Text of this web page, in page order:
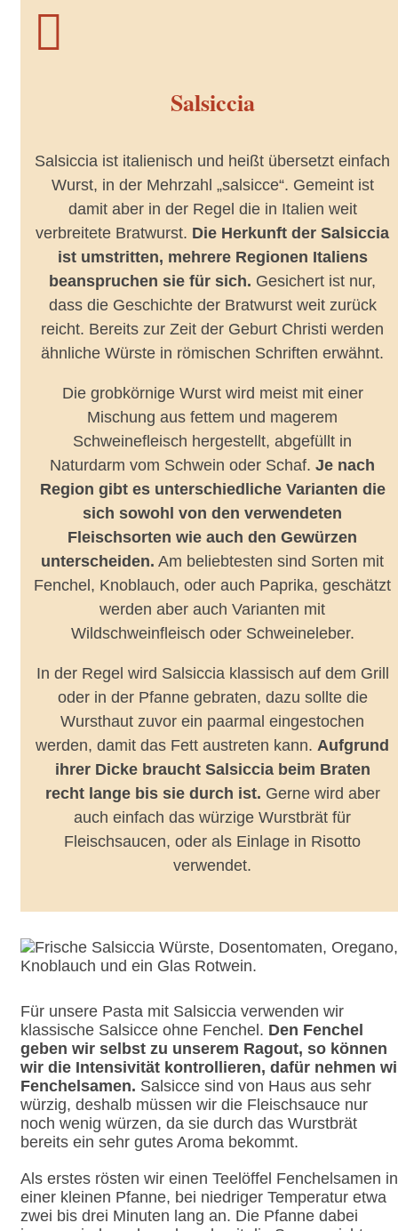

Salsiccia
Salsiccia ist italienisch und heißt übersetzt einfach
Wurst, in der Mehrzahl „salsicce“. Gemeint ist
damit aber in der Regel die in Italien weit
verbreitete Bratwurst. Die Herkunft der Salsiccia
ist umstritten, mehrere Regionen Italiens
beanspruchen sie für sich. Gesichert ist nur,
dass die Geschichte der Bratwurst weit zurück
reicht. Bereits zur Zeit der Geburt Christi werden
ähnliche Würste in römischen Schriften erwähnt.
Die grobkörnige Wurst wird meist mit einer
Mischung aus fettem und magerem
Schweinefleisch hergestellt, abgefüllt in
Naturdarm vom Schwein oder Schaf. Je nach
Region gibt es unterschiedliche Varianten die
sich sowohl von den verwendeten
Fleischsorten wie auch den Gewürzen
unterscheiden. Am beliebtesten sind Sorten mit
Fenchel, Knoblauch, oder auch Paprika, geschätzt
werden aber auch Varianten mit
Wildschweinfleisch oder Schweineleber.
In der Regel wird Salsiccia klassisch auf dem Grill
oder in der Pfanne gebraten, dazu sollte die
Wursthaut zuvor ein paarmal eingestochen
werden, damit das Fett austreten kann. Aufgrund
ihrer Dicke braucht Salsiccia beim Braten
recht lange bis sie durch ist. Gerne wird aber
auch einfach das würzige Wurstbrät für
Fleischsaucen, oder als Einlage in Risotto
verwendet.
Für unsere Pasta mit Salsiccia verwenden wir
klassische Salsicce ohne Fenchel. Den Fenchel
geben wir selbst zu unserem Ragout, so können
wir die Intensivität kontrollieren, dafür nehmen
Fenchelsamen. Salsicce sind von Haus aus sehr
würzig, deshalb müssen wir die Fleischsauce nur
noch wenig würzen, da sie durch das Wurstbrät
bereits ein sehr gutes Aroma bekommt.
Als erstes rösten wir einen Teelöffel Fenchelsamen in
einer kleinen Pfanne, bei niedriger Temperatur etwa
zwei bis drei Minuten lang an. Die Pfanne dabei